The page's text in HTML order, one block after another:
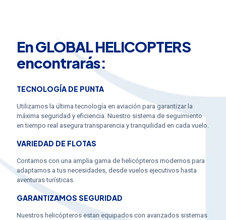
En GLOBAL HELICOPTERS
encontrarás:
TECNOLOGÍA DE PUNTA
Utilizamos la última tecnología en aviación para garantizar la
máxima seguridad y eficiencia. Nuestro sistema de seguimiento
en tiempo real asegura transparencia y tranquilidad en cada vuelo.
VARIEDAD DE FLOTAS
Contamos con una amplia gama de helicópteros modernos para
adaptarnos a tus necesidades, desde vuelos ejecutivos hasta
aventuras turísticas.
GARANTIZAMOS SEGURIDAD
Nuestros helicópteros estan equipados con avanzados sistemas